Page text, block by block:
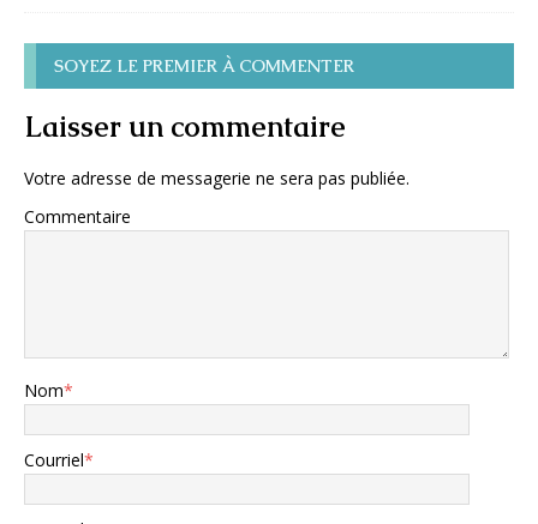
SOYEZ LE PREMIER À COMMENTER
Laisser un commentaire
Votre adresse de messagerie ne sera pas publiée.
Commentaire
Nom*
Courriel*